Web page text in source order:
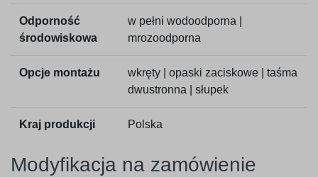
Odporność
środowiskowa
w pełni wodoodporna |
mrozoodporna
Opcje montażu
wkręty | opaski zaciskowe | taśma
dwustronna | słupek
Kraj produkcji Polska
Modyfikacja na zamówienie